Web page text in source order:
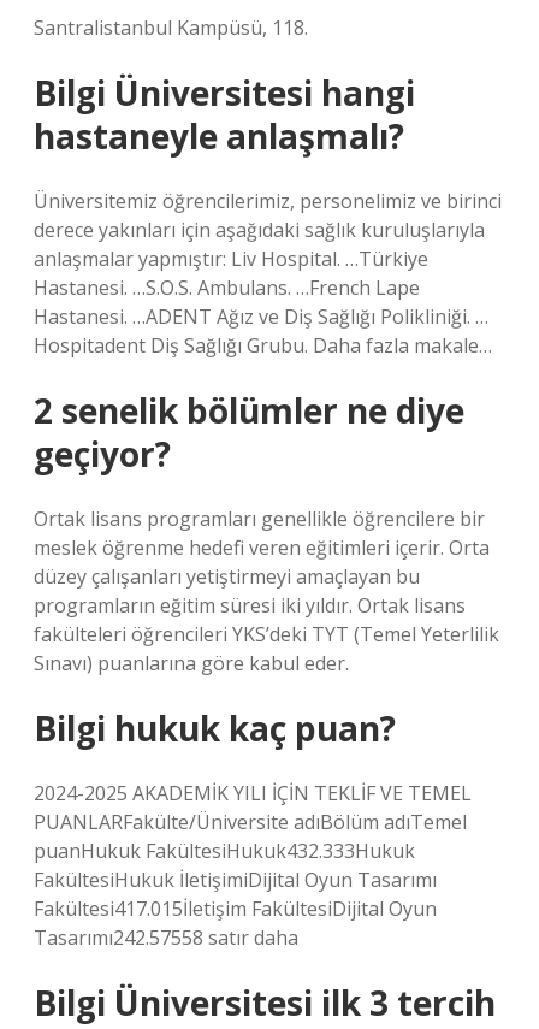
Santralistanbul Kampüsü, 118.
Bilgi Üniversitesi hangi
hastaneyle anlaşmalı?
Üniversitemiz öğrencilerimiz, personelimiz ve birinci
derece yakınları için aşağıdaki sağlık kuruluşlarıyla
anlaşmalar yapmıştır: Liv Hospital. …Türkiye
Hastanesi. …S.O.S. Ambulans. …French Lape
Hastanesi. …ADENT Ağız ve Diş Sağlığı Polikliniği. …
Hospitadent Diş Sağlığı Grubu. Daha fazla makale…
2 senelik bölümler ne diye
geçiyor?
Ortak lisans programları genellikle öğrencilere bir
meslek öğrenme hedefi veren eğitimleri içerir. Orta
düzey çalışanları yetiştirmeyi amaçlayan bu
programların eğitim süresi iki yıldır. Ortak lisans
fakülteleri öğrencileri YKS’deki TYT (Temel Yeterlilik
Sınavı) puanlarına göre kabul eder.
Bilgi hukuk kaç puan?
2024-2025 AKADEMİK YILI İÇİN TEKLİF VE TEMEL
PUANLARFakülte/Üniversite adıBölüm adıTemel
puanHukuk FakültesiHukuk432.333Hukuk
FakültesiHukuk İletişimiDijital Oyun Tasarımı
Fakültesi417.015İletişim FakültesiDijital Oyun
Tasarımı242.57558 satır daha
Bilgi Üniversitesi ilk 3 tercih